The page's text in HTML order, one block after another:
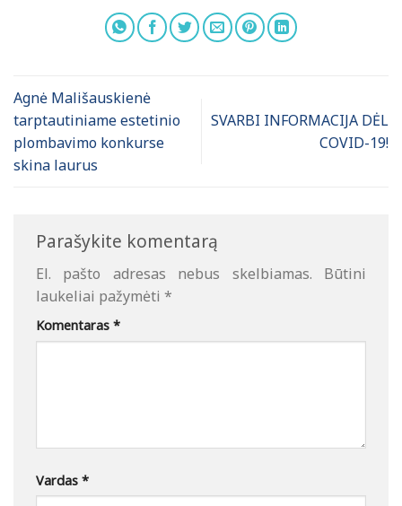
Agnė Mališauskienė
tarptautiniame estetinio
plombavimo konkurse
skina laurus
SVARBI INFORMACIJA DĖL
COVID-19!
Parašykite komentarą
El. pašto adresas nebus skelbiamas.
Būtini
laukeliai pažymėti *
Komentaras *
Vardas *